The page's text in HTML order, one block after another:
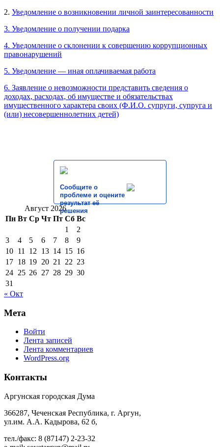
2. Уведомление о возникновении личной заинтересованности
3. Уведомление о получении подарка
4. Уведомление о склонении к совершению коррупционных
правонарушений
5. Уведомление — иная оплачиваемая работа
6. Заявление о невозможности представить сведения о
доходах, расходах, об имуществе и обязательствах
имущественного характера своих (Ф.И.О. супруги, супруга и
(или) несовершеннолетних детей)
Сообщите о
проблеме и оцените
результат её
решения
Август 2026
Пн Вт Ср Чт Пт Сб Вс
1
2
3
4 5 6 7 8
9
10 11 12 13 14 15 16
17 18 19 20 21 22 23
24 25 26 27 28 29 30
31
« Окт
Мета
Войти
Лента записей
Лента комментариев
WordPress.org
Контакты
Аргунская городская Дума
366287, Чеченская Республика, г. Аргун,
ул.им. А.А. Кадырова, 62 б,
тел./факс: 8 (87147) 2-23-32